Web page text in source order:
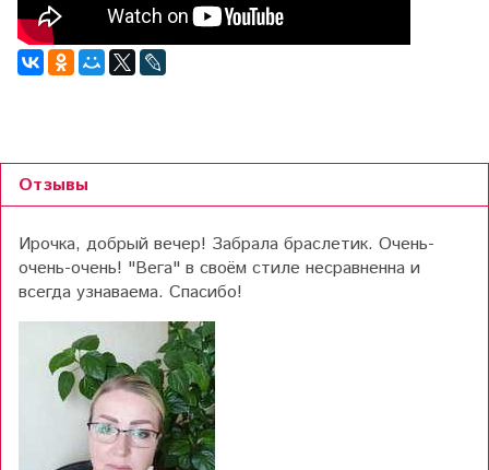
Отзывы
Ирочка, добрый вечер! Забрала браслетик. Очень-
очень-очень! "Вега" в своём стиле несравненна и
всегда узнаваема. Спасибо!